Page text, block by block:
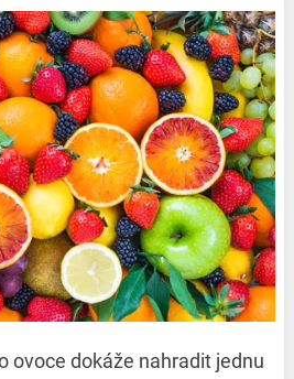
ovoce dokáže nahradit jednu